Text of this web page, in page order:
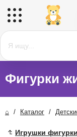
Фигурки
⌂ / Каталог /
Игрушки фигурки